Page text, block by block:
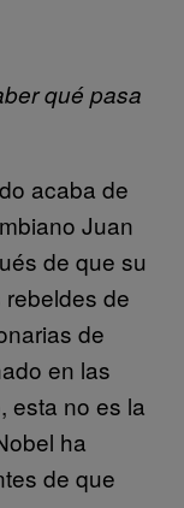
qué pasa
acaba de
Juan
de que su
de
de
en las
esta no es la
ha
de que